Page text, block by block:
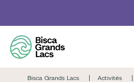
contenu
principal
Bisca Grands Lacs Activités